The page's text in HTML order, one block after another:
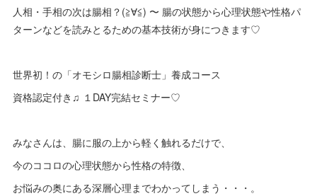
人相・手相の次は腸相？(≧∀≦) 〜 腸の状態から心理状態や性格パ
ターンなどを読みとるための基本技術が身につきます♡
世界初！の「オモシロ腸相診断士」養成コース
資格認定付き♫ １DAY完結セミナー♡
みなさんは、腸に服の上から軽く触れるだけで、
今のココロの心理状態から性格の特徴、
お悩みの奥にある深層心理までわかってしまう・・・。